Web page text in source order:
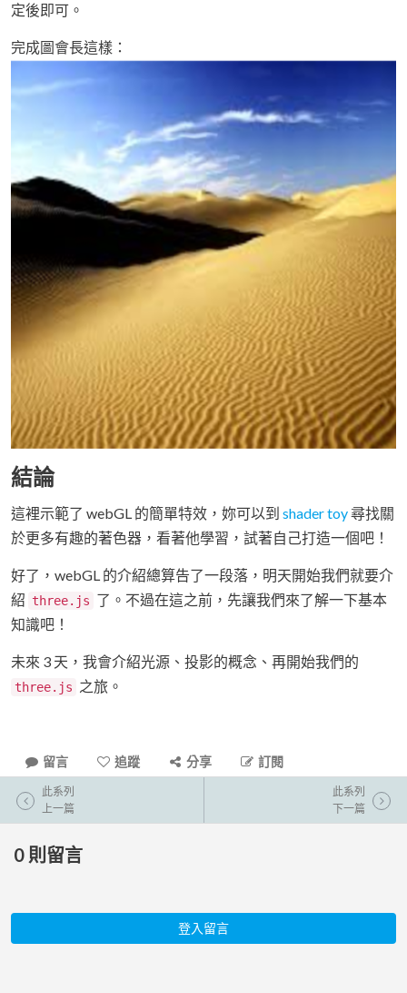
定後即可。
完成圖會長這樣：
結論
這裡示範了 webGL 的簡單特效，妳可以到 shader toy尋找關
於更多有趣的著色器，看著他學習，試著自己打造一個吧！
好了，webGL 的介紹總算告了一段落，明天開始我們就要介
紹 three.js 了。不過在這之前，先讓我們來了解一下基本
知識吧！
未來 3 天，我會介紹光源、投影的概念、再開始我們的
three.js 之旅。
留言 追蹤 分享 訂閱
此系列
上一篇
此系列
下一篇
0 則留言
登入留言